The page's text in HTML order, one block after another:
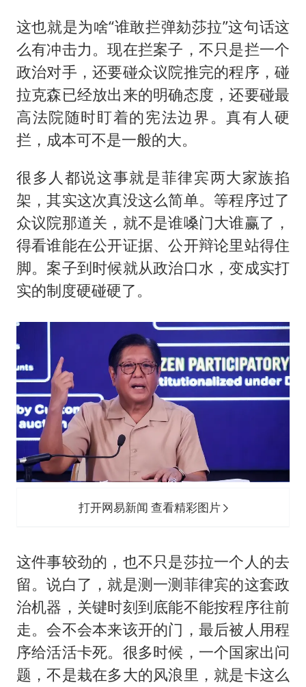
这也就是为啥“谁敢拦弹劾莎拉”这句话这
么有冲击力。现在拦案子，不只是拦一个
政治对手，还要碰众议院推完的程序，碰
拉克森已经放出来的明确态度，还要碰最
高法院随时盯着的宪法边界。真有人硬
拦，成本可不是一般的大。
很多人都说这事就是菲律宾两大家族掐
架，其实这次真没这么简单。等程序过了
众议院那道关，就不是谁嗓门大谁赢了，
得看谁能在公开证据、公开辩论里站得住
脚。案子到时候就从政治口水，变成实打
实的制度硬碰硬了。
打开网易新闻 查看精彩图片
这件事较劲的，也不只是莎拉一个人的去
留。说白了，就是测一测菲律宾的这套政
治机器，关键时刻到底能不能按程序往前
走。会不会本来该开的门，最后被人用程
序给活活卡死。很多时候，一个国家出问
题，不是栽在多大的风浪里，就是卡这么